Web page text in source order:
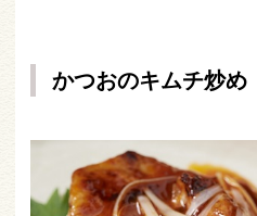
かつおのキムチ炒め